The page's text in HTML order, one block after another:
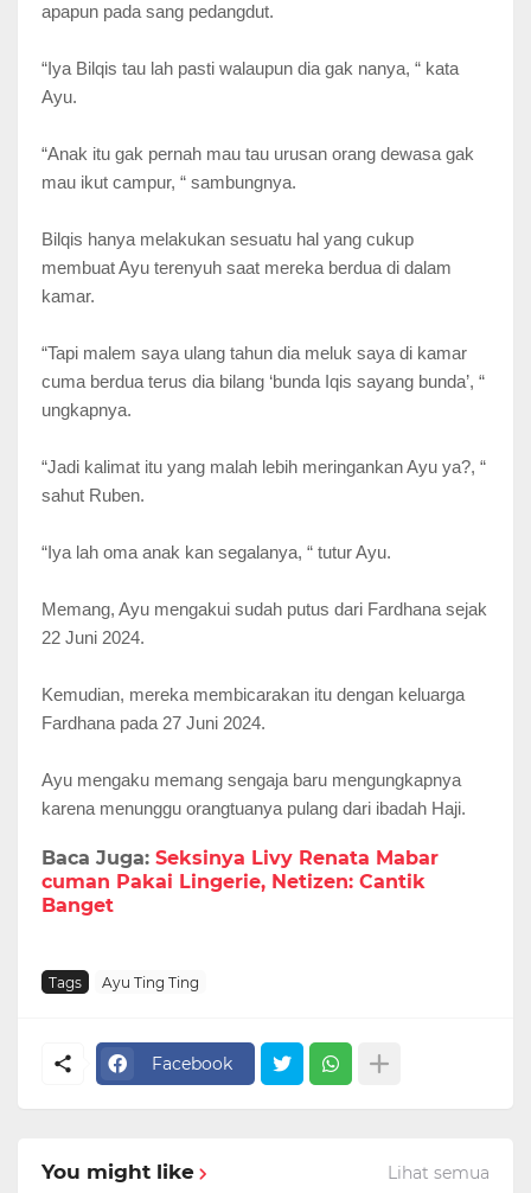
apapun pada sang pedangdut.
“Iya Bilqis tau lah pasti walaupun dia gak nanya, “ kata
Ayu.
“Anak itu gak pernah mau tau urusan orang dewasa gak
mau ikut campur, “ sambungnya.
Bilqis hanya melakukan sesuatu hal yang cukup
membuat Ayu terenyuh saat mereka berdua di dalam
kamar.
“Tapi malem saya ulang tahun dia meluk saya di kamar
cuma berdua terus dia bilang ‘bunda Iqis sayang bunda’, “
ungkapnya.
“Jadi kalimat itu yang malah lebih meringankan Ayu ya?, “
sahut Ruben.
“Iya lah oma anak kan segalanya, “ tutur Ayu.
Memang, Ayu mengakui sudah putus dari Fardhana sejak
22 Juni 2024.
Kemudian, mereka membicarakan itu dengan keluarga
Fardhana pada 27 Juni 2024.
Ayu mengaku memang sengaja baru mengungkapnya
karena menunggu orangtuanya pulang dari ibadah Haji.
Baca Juga: Seksinya Livy Renata Mabar
cuman Pakai Lingerie, Netizen: Cantik
Banget
Tags Ayu Ting Ting
Facebook
You might like Lihat semua